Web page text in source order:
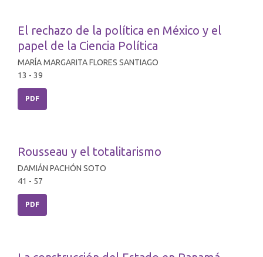
El rechazo de la política en México y el
papel de la Ciencia Política
MARÍA MARGARITA FLORES SANTIAGO
13 - 39
PDF
Rousseau y el totalitarismo
DAMIÁN PACHÓN SOTO
41 - 57
PDF